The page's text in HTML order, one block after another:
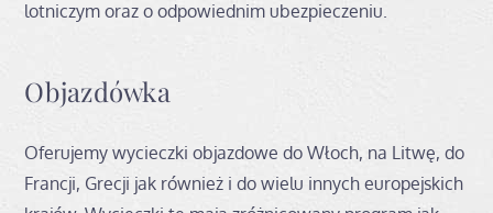
lotniczym oraz o odpowiednim ubezpieczeniu.
Objazdówka
Oferujemy wycieczki objazdowe do Włoch, na Litwę, do
Francji, Grecji jak również i do wielu innych europejskich